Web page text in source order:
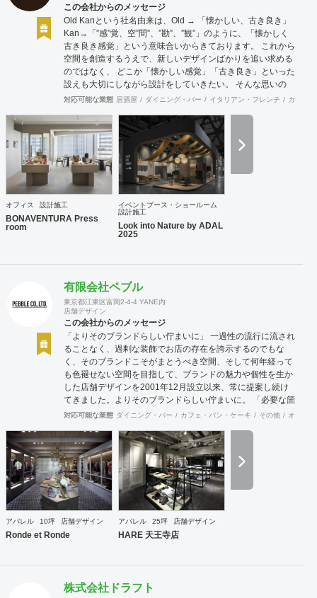
この会社からのメッセージ
Old Kanという社名由来は、Old → 「懐かしい、古き良き」
Kan→「”感”覚、空”間”、”勘”、”観”」のように、「懐かしく
古き良き感覚」という意味合いからきております。 これから
空間を創造するうえで、新しいデザインばかりを追い求める
のではなく、 どこか「懐かしい感覚」「古き良き」といった
設えも大切にしながら設計をしていきたい。 そんな思いの
下、日々クライアント様、そしてその空間を使うお客様に幸
ます。 Old Kan 浦田 晶平 Shohei Urata https://old-kan.jp
Instagram：https://www.instagram.com/old_kan_/?hl=ja
shohei_urata@old-kan.jp 〒150-0001 東京都渋谷区神宮前
3-38-1 JP-4ビル 302
対応可能な業態 居酒屋 ダイニング・バー イタリアン・フレンチ カフェ
オフィス 設計施工
BONAVENTURA Press
room
イベントブース・ショールーム
設計施工
Look into Nature by ADAL
2025
有限会社ペブル
東京都江東区富岡2-4-4 YANE内
店舗デザイン
この会社からのメッセージ
「よりそのブランドらしい佇まいに」 一過性の流行に流され
ることなく、過剰な装飾でお店の存在を誇示するのでもな
く、そのブランドこそがまとうべき空間、そして何年経って
も色褪せない空間を目指して、ブランドの魅力や個性を生か
した店舗デザインを2001年12月設立以来、常に提案し続け
てきました。よりそのブランドらしい佇まいに。 「必要な箇
所に、必要なデザインを」 2012年からはさらにその思いを
らブランディングまで総合的にブランドの出店をバックアッ
プできる体制も整えてきました。そのブランドにとってまず
何を優先すべきか、何が本当に必要なのか、そこをきちんと
アドバイスできる会社でありたいと思っています。 業務内容
・店舗設計（物販店／飲食店／美容室など） ・ブランディン
グ及びディレクション業務 ・出店におけるトータルデザイン
対応可能な業態 ダイニング・バー カフェ・パン・ケーキ その他 オフィス
アパレル 10坪 店舗デザイン
Ronde et Ronde
アパレル 25坪 店舗デザイン
HARE 天王寺店
株式会社ドラフト